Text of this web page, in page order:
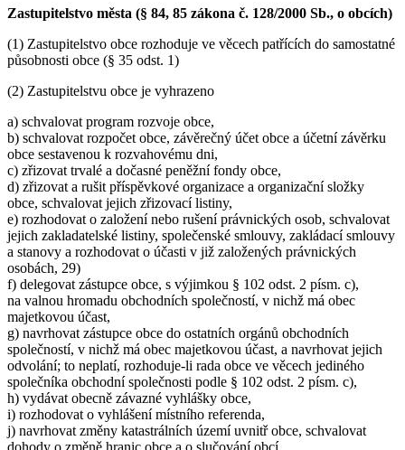
Zastupitelstvo města (§ 84, 85 zákona č. 128/2000 Sb., o obcích)
(1) Zastupitelstvo obce rozhoduje ve věcech patřících do samostatné
působnosti obce (§ 35 odst. 1)
(2) Zastupitelstvu obce je vyhrazeno
a) schvalovat program rozvoje obce,
b) schvalovat rozpočet obce, závěrečný účet obce a účetní závěrku
obce sestavenou k rozvahovému dni,
c) zřizovat trvalé a dočasné peněžní fondy obce,
d) zřizovat a rušit příspěvkové organizace a organizační složky
obce, schvalovat jejich zřizovací listiny,
e) rozhodovat o založení nebo rušení právnických osob, schvalovat
jejich zakladatelské listiny, společenské smlouvy, zakládací smlouvy
a stanovy a rozhodovat o účasti v již založených právnických
osobách, 29)
f) delegovat zástupce obce, s výjimkou § 102 odst. 2 písm. c),
na valnou hromadu obchodních společností, v nichž má obec
majetkovou účast,
g) navrhovat zástupce obce do ostatních orgánů obchodních
společností, v nichž má obec majetkovou účast, a navrhovat jejich
odvolání; to neplatí, rozhoduje-li rada obce ve věcech jediného
společníka obchodní společnosti podle § 102 odst. 2 písm. c),
h) vydávat obecně závazné vyhlášky obce,
i) rozhodovat o vyhlášení místního referenda,
j) navrhovat změny katastrálních území uvnitř obce, schvalovat
dohody o změně hranic obce a o slučování obcí,